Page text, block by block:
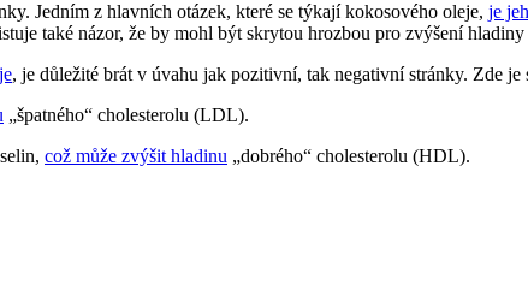
Jedním z hlavních otázek, které se týkají kokosového oleje, je
také názor, že by mohl být skrytou hrozbou pro zvýšení hladiny
, je důležité brát v úvahu jak pozitivní, tak negativní stránky. Zde je
„špatného“ cholesterolu (LDL).
což může zvýšit hladinu „dobrého“ cholesterolu (HDL).